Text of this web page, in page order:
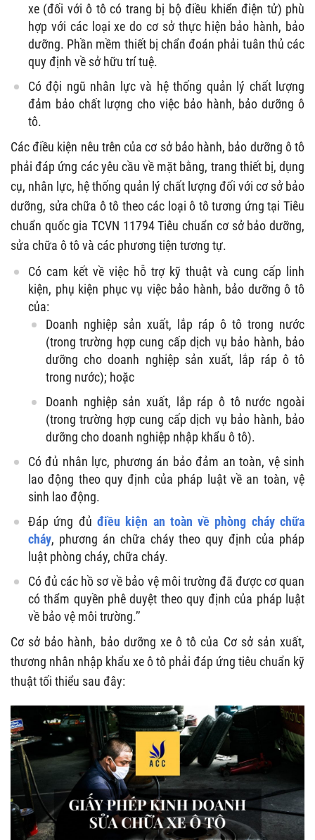
xe (đối với ô tô có trang bị bộ điều khiển điện tử) phù
hợp với các loại xe do cơ sở thực hiện bảo hành, bảo
dưỡng. Phần mềm thiết bị chẩn đoán phải tuân thủ các
quy định về sở hữu trí tuệ.
Có đội ngũ nhân lực và hệ thống quản lý chất lượng
đảm bảo chất lượng cho việc bảo hành, bảo dưỡng ô
tô.
Các điều kiện nêu trên của cơ sở bảo hành, bảo dưỡng ô tô
phải đáp ứng các yêu cầu về mặt bằng, trang thiết bị, dụng
cụ, nhân lực, hệ thống quản lý chất lượng đối với cơ sở bảo
dưỡng, sửa chữa ô tô theo các loại ô tô tương ứng tại Tiêu
chuẩn quốc gia TCVN 11794 Tiêu chuẩn cơ sở bảo dưỡng,
sửa chữa ô tô và các phương tiện tương tự.
Có cam kết về việc hỗ trợ kỹ thuật và cung cấp linh
kiện, phụ kiện phục vụ việc bảo hành, bảo dưỡng ô tô
của:
Doanh nghiệp sản xuất, lắp ráp ô tô trong nước
(trong trường hợp cung cấp dịch vụ bảo hành, bảo
dưỡng cho doanh nghiệp sản xuất, lắp ráp ô tô
trong nước); hoặc
Doanh nghiệp sản xuất, lắp ráp ô tô nước ngoài
(trong trường hợp cung cấp dịch vụ bảo hành, bảo
dưỡng cho doanh nghiệp nhập khẩu ô tô).
Có đủ nhân lực, phương án bảo đảm an toàn, vệ sinh
lao động theo quy định của pháp luật về an toàn, vệ
sinh lao động.
Đáp ứng đủ điều kiện an toàn về phòng cháy chữa
cháy, phương án chữa cháy theo quy định của pháp
luật phòng cháy, chữa cháy.
Có đủ các hồ sơ về bảo vệ môi trường đã được cơ quan
có thẩm quyền phê duyệt theo quy định của pháp luật
về bảo vệ môi trường.’’
Cơ sở bảo hành, bảo dưỡng xe ô tô của Cơ sở sản xuất,
thương nhân nhập khẩu xe ô tô phải đáp ứng tiêu chuẩn kỹ
thuật tối thiểu sau đây: